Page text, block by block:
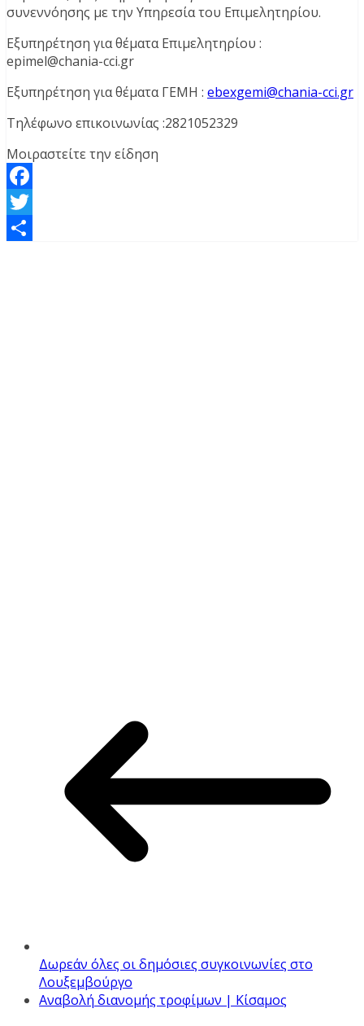
συνεννόησης με την Υπηρεσία του Επιμελητηρίου.
Εξυπηρέτηση για θέματα Επιμελητηρίου :
epimel@chania-cci.gr
Εξυπηρέτηση για θέματα ΓΕΜΗ : ebexgemi@chania-cci.gr
Τηλέφωνο επικοινωνίας :2821052329
Μοιραστείτε την είδηση
Facebook
Twitter
Δωρεάν όλες οι δημόσιες συγκοινωνίες στο
Λουξεμβούργο
Αναβολή διανομής τροφίμων | Κίσαμος